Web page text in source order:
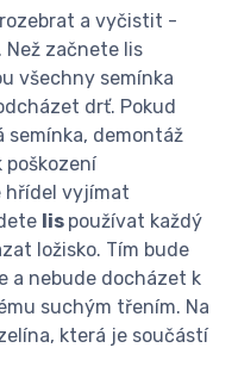
rozebrat a vyčistit -
Než začnete lis
všechny semínka
drť. Pokud
semínka, demontáž
poškození
hřídel vyjímat
lis používat každý
ložisko. Tím bude
a nebude docházet k
suchým třením. Na
která je součástí